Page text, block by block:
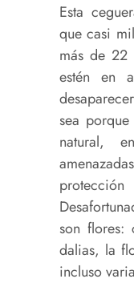
Esta
que casi
más de 22
estén en
sea
natural,
son flores:
dalias, la
incluso